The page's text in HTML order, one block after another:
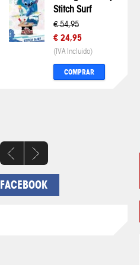
Stitch Surf
€ 54,95
€ 24,95
(IVA Incluido)
COMPRAR
FACEBOOK